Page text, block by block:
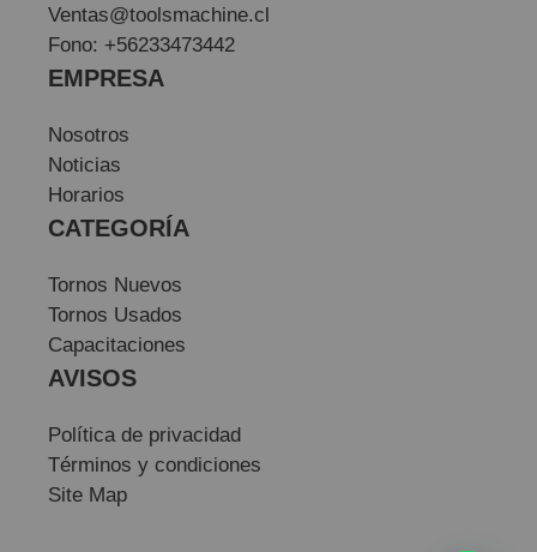
Ventas@toolsmachine.cl
Fono: +56233473442
EMPRESA
Nosotros
Noticias
Horarios
CATEGORÍA
Tornos Nuevos
Tornos Usados
Capacitaciones
AVISOS
Política de privacidad
Términos y condiciones
Site Map